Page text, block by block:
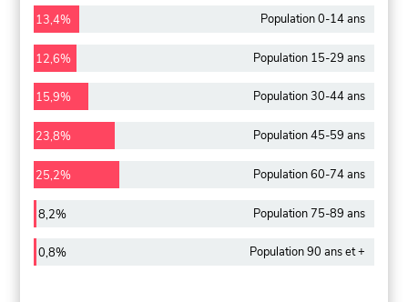
13,4% Population 0-14 ans
12,6% Population 15-29 ans
15,9% Population 30-44 ans
23,8% Population 45-59 ans
25,2% Population 60-74 ans
8,2% Population 75-89 ans
0,8% Population 90 ans et +